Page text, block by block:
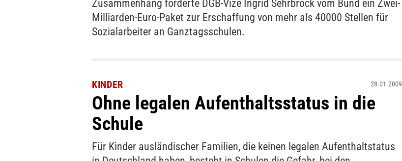
Zusammenhang forderte DGB-Vize Ingrid Sehrbrock vom Bund ein Zwei-
Milliarden-Euro-Paket zur Erschaffung von mehr als 40000 Stellen für
Sozialarbeiter an Ganztagsschulen.
KINDER
Ohne legalen Aufenthaltsstatus in die
Schule
28.01.2009
Für Kinder ausländischer Familien, die keinen legalen Aufenthaltstatus